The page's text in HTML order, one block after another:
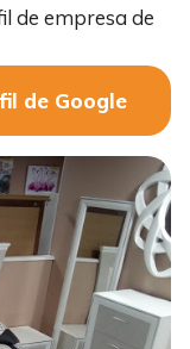
de empresa de
de Google